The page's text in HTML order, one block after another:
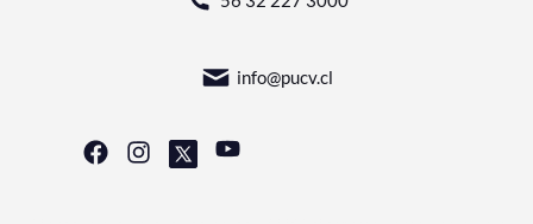
info@pucv.cl